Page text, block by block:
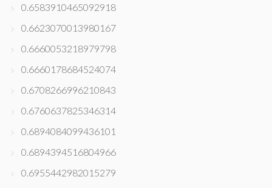
0.6583910465092918
0.6623070013980167
0.6660053218979798
0.6660178684524074
0.6708266996210843
0.6760637825346314
0.6894084099436101
0.6894394516804966
0.6955442982015279